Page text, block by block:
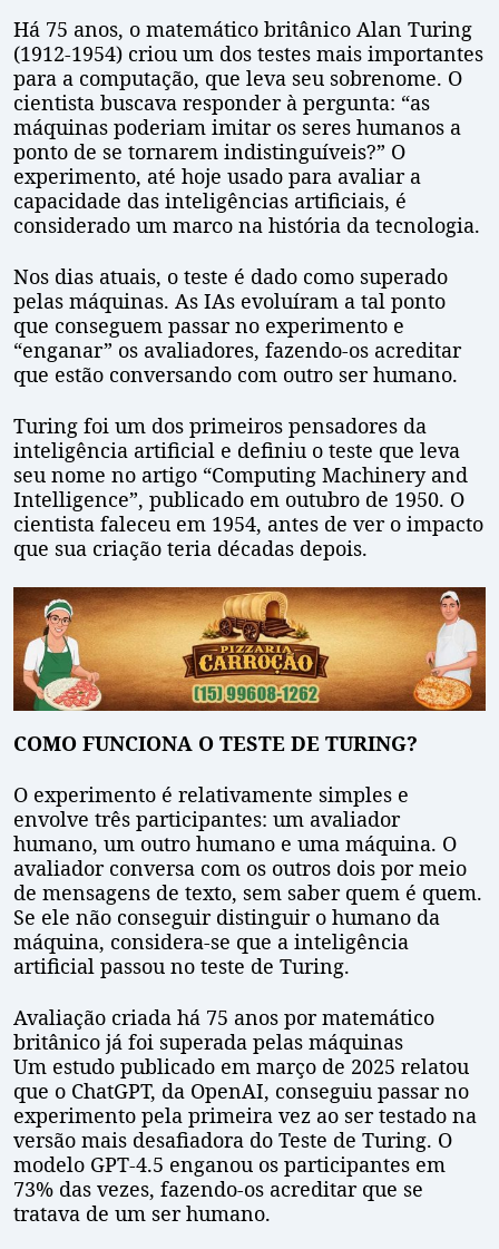
Há 75 anos, o matemático britânico Alan Turing
(1912-1954) criou um dos testes mais importantes
para a computação, que leva seu sobrenome. O
cientista buscava responder à pergunta: “as
máquinas poderiam imitar os seres humanos a
ponto de se tornarem indistinguíveis?” O
experimento, até hoje usado para avaliar a
capacidade das inteligências artificiais, é
considerado um marco na história da tecnologia.
Nos dias atuais, o teste é dado como superado
pelas máquinas. As IAs evoluíram a tal ponto
que conseguem passar no experimento e
“enganar” os avaliadores, fazendo-os acreditar
que estão conversando com outro ser humano.
Turing foi um dos primeiros pensadores da
inteligência artificial e definiu o teste que leva
seu nome no artigo “Computing Machinery and
Intelligence”, publicado em outubro de 1950. O
cientista faleceu em 1954, antes de ver o impacto
que sua criação teria décadas depois.
COMO FUNCIONA O TESTE DE TURING?
O experimento é relativamente simples e
envolve três participantes: um avaliador
humano, um outro humano e uma máquina. O
avaliador conversa com os outros dois por meio
de mensagens de texto, sem saber quem é quem.
Se ele não conseguir distinguir o humano da
máquina, considera-se que a inteligência
artificial passou no teste de Turing.
Avaliação criada há 75 anos por matemático
britânico já foi superada pelas máquinas
Um estudo publicado em março de 2025 relatou
que o ChatGPT, da OpenAI, conseguiu passar no
experimento pela primeira vez ao ser testado na
versão mais desafiadora do Teste de Turing. O
modelo GPT-4.5 enganou os participantes em
73% das vezes, fazendo-os acreditar que se
tratava de um ser humano.